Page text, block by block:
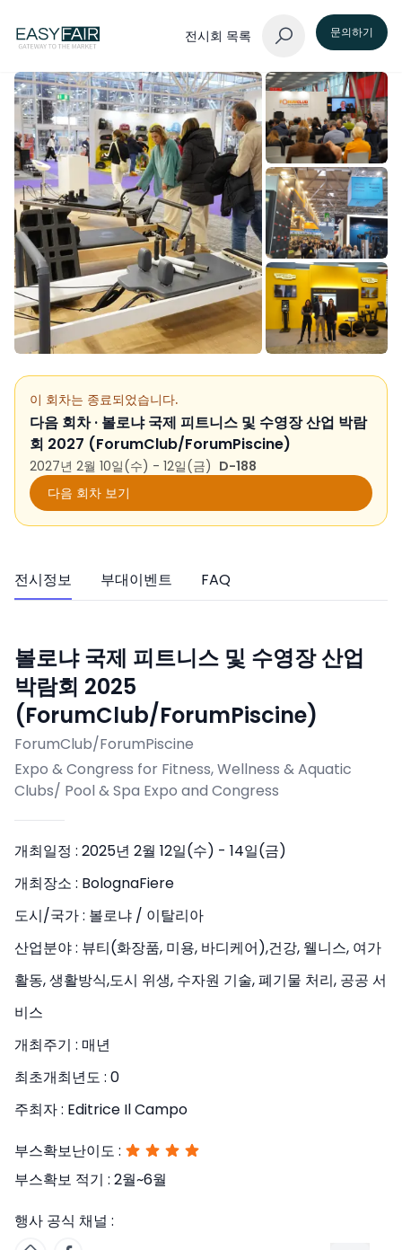
전시회 목록 문의하기
이 회차는 종료되었습니다.
다음 회차 · 볼로냐 국제 피트니스 및 수영장 산업 박람
회 2027 (ForumClub/ForumPiscine)
2027년 2월 10일(수) - 12일(금) D-188
다음 회차 보기
전시정보 부대이벤트 FAQ
볼로냐 국제 피트니스 및 수영장 산업
박람회 2025
(ForumClub/ForumPiscine)
ForumClub/ForumPiscine
Expo & Congress for Fitness, Wellness & Aquatic
Clubs/ Pool & Spa Expo and Congress
개최일정 : 2025년 2월 12일(수) - 14일(금)
개최장소 : BolognaFiere
도시/국가 : 볼로냐 / 이탈리아
산업분야 : 뷰티(화장품, 미용, 바디케어),건강, 웰니스, 여가
활동, 생활방식,도시 위생, 수자원 기술, 폐기물 처리, 공공 서
비스
개최주기 : 매년
최초개최년도 : 0
주최자 : Editrice Il Campo
부스확보난이도 :
부스확보 적기 : 2월~6월
행사 공식 채널 :